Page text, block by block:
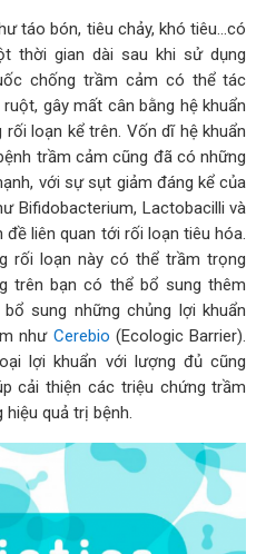
táo bón, tiêu chảy, khó tiêu…có
thời gian dài sau khi sử dụng
chống trầm cảm có thể tác
gây mất cân bằng hệ khuẩn
loạn kể trên. Vốn dĩ hệ khuẩn
trầm cảm cũng đã có những
với sự sụt giảm đáng kể của
Bifidobacterium, Lactobacilli và
liên quan tới rối loạn tiêu hóa.
rối loạn này có thể trầm trọng
trên bạn có thể bổ sung thêm
sung những chủng lợi khuẩn
như Cerebio (Ecologic Barrier).
lợi khuẩn với lượng đủ cũng
cải thiện các triệu chứng trầm
quả trị bệnh.